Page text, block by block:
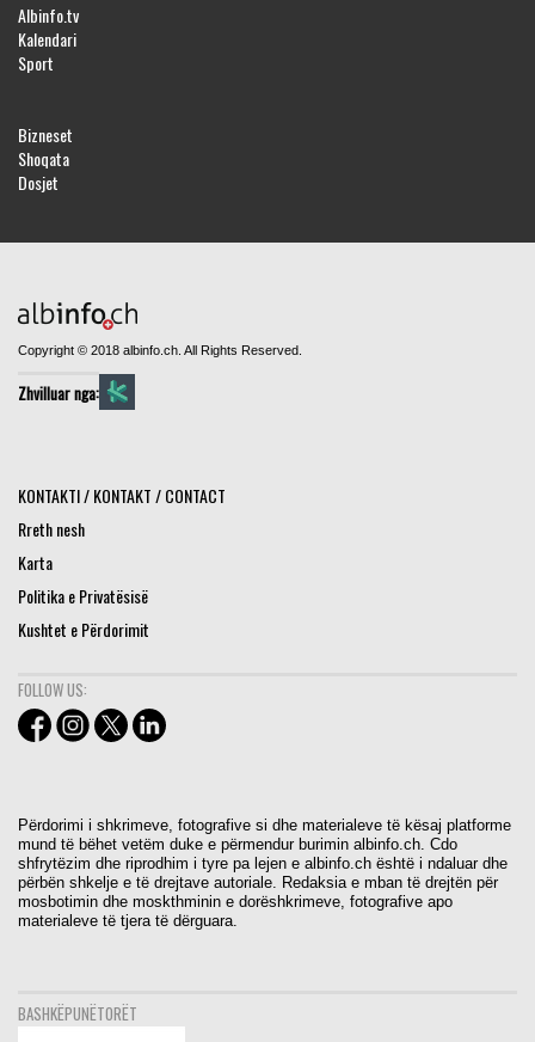
Albinfo.tv
Kalendari
Sport
Bizneset
Shoqata
Dosjet
Copyright © 2018 albinfo.ch. All Rights Reserved.
Zhvilluar nga:
KONTAKTI / KONTAKT / CONTACT
Rreth nesh
Karta
Politika e Privatësisë
Kushtet e Përdorimit
FOLLOW US:
Përdorimi i shkrimeve, fotografive si dhe materialeve të kësaj platforme
mund të bëhet vetëm duke e përmendur burimin albinfo.ch. Cdo
shfrytëzim dhe riprodhim i tyre pa lejen e albinfo.ch është i ndaluar dhe
përbën shkelje e të drejtave autoriale. Redaksia e mban të drejtën për
mosbotimin dhe moskthminin e dorëshkrimeve, fotografive apo
materialeve të tjera të dërguara.
BASHKËPUNËTORËT